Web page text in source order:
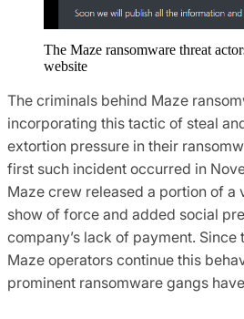
The Maze ransomware threat
website
The criminals behind Maze
incorporating this tactic of steal
extortion pressure in their
first such incident occurred in
Maze crew released a portion of a
show of force and added social
company’s lack of payment. Since
Maze operators continue this
prominent ransomware gangs